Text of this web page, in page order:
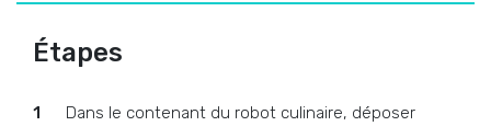
Étapes
Dans le contenant du robot culinaire, déposer